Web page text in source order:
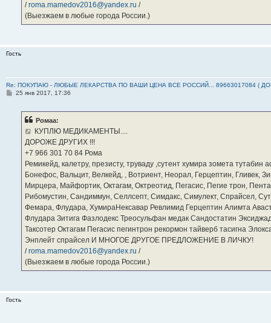
/roma.mamedov2016@yandex.ru /
(Выезжаем в любые города России.)
Гость
Re: ПОКУПАЮ - ЛЮБЫЕ ЛЕКАРСТВА ПО ВАШИ ЦЕНА ВСЕ РОССИЙ... 89663017084 (
С25 янв 2017, 17:36
Ромаа:
КУПЛЮ МЕДИКАМЕНТЫ....
ДОРОЖЕ ДРУГИХ !!!
‪+7 966 301 70 84‬ Рома
Ремикейд, калетру, презисту, труваду ,сутент хумира зомета
Бонефос, Вальцит, Велкейд, , Вотриент, Неорал, Герцептин, Гливек,
Мирцера, Майфортик, Октагам, Октреотид, Пегасис, Пегие трон,
Рибомустин, Сандиммун, Селлсепт, Симдакс, Симулект, Спрайсел,
Фемара, Флудара, ХумираНексавар Ревлимид Герцептин Алимта
Флудара Зитига Фазлодекс Треосульфан медак Сандостатин
Таксотер Октагам Пегасис пегинтрон рекормон тайверб тасигна
Энплейт спрайсел И МНОГОЕ ДРУГОЕ ПРЕДЛОЖЕНИЕ В ЛИЧКУ!
/roma.mamedov2016@yandex.ru /
(Выезжаем в любые города России.)
Гость